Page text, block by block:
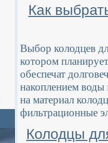
Как
Выбор колодцев
котором
обеспечат
накоплением воды
на материал
фильтрационные
Колодцы